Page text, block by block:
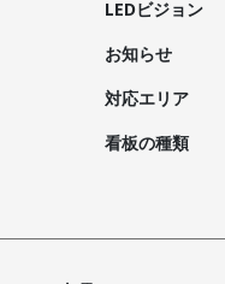
LEDビジョン
お知らせ
対応エリア
看板の種類